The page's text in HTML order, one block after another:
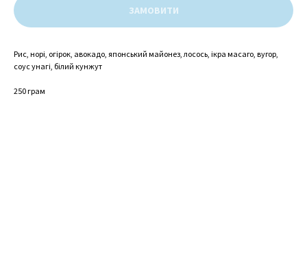
ЗАМОВИТИ
Рис, норі, огірок, авокадо, японський майонез, лосось, ікра масаго, вугор,
соус унагі, білий кунжут
250 грам